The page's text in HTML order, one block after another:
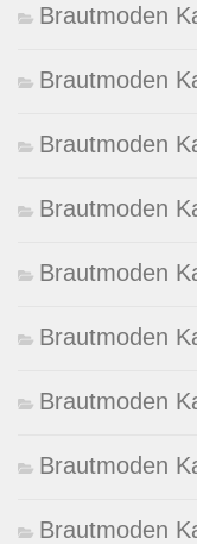
Brautmoden
Brautmoden
Brautmoden
Brautmoden
Brautmoden
Brautmoden
Brautmoden
Brautmoden
Brautmoden